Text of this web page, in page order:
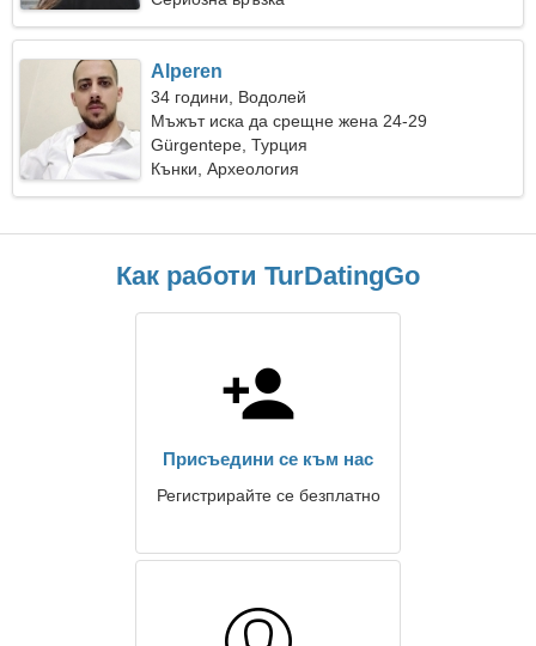
Alperen
34 години, Водолей
Мъжът иска да срещне жена 24-29
Gürgentepe, Турция
Кънки, Археология
Как работи TurDatingGo
Присъедини се към нас
Регистрирайте се безплатно